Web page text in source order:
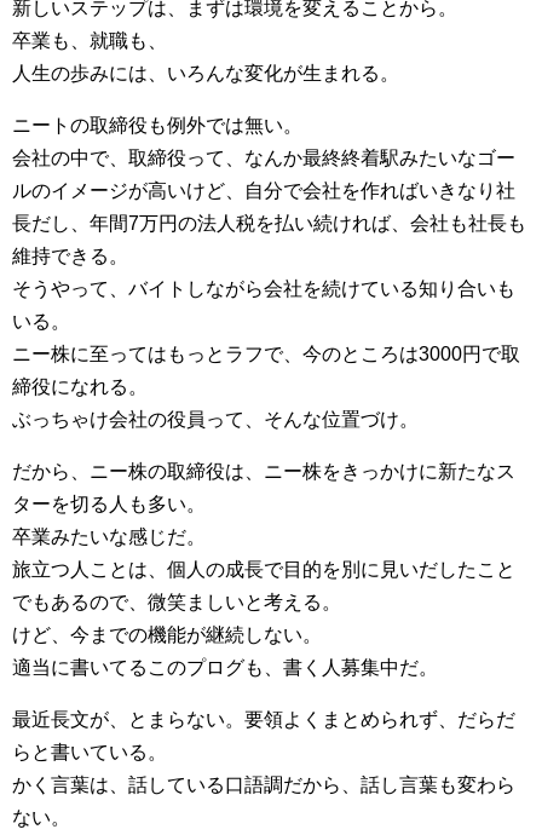
新しいステップは、まずは環境を変えることから。
卒業も、就職も、
人生の歩みには、いろんな変化が生まれる。
ニートの取締役も例外では無い。
会社の中で、取締役って、なんか最終終着駅みたいなゴー
ルのイメージが高いけど、自分で会社を作ればいきなり社
長だし、年間7万円の法人税を払い続ければ、会社も社長も
維持できる。
そうやって、バイトしながら会社を続けている知り合いも
いる。
ニー株に至ってはもっとラフで、今のところは3000円で取
締役になれる。
ぶっちゃけ会社の役員って、そんな位置づけ。
だから、ニー株の取締役は、ニー株をきっかけに新たなス
ターを切る人も多い。
卒業みたいな感じだ。
旅立つ人ことは、個人の成長で目的を別に見いだしたこと
でもあるので、微笑ましいと考える。
けど、今までの機能が継続しない。
適当に書いてるこのプログも、書く人募集中だ。
最近長文が、とまらない。要領よくまとめられず、だらだ
らと書いている。
かく言葉は、話している口語調だから、話し言葉も変わら
ない。